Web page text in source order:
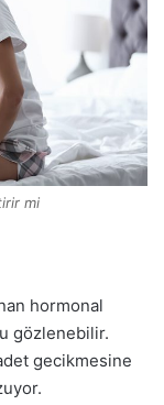
mi
hormonal
gözlenebilir.
gecikmesine